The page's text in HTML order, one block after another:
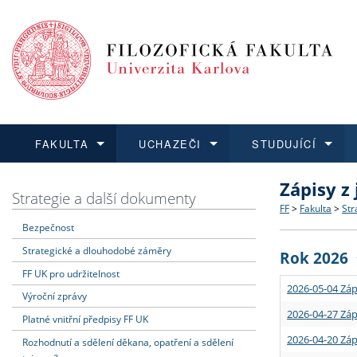
FAKULTA
Dozvědět se více
Struktura
Strategie
Podpora
UCHAZEČI
Podat přihlášku
Co
Učitelské
STUDUJÍCÍ
Dozvědět se více
Rigorózní
Dozvědět se více
O vědě a
Granty a
Dozvědět se více
Aktuální
Strategie a další dokumenty
Bezpečnost
Strategické a dlouhodobé záměry
FF UK pro udržitelnost
Výroční zprávy
Platné vnitřní předpisy FF UK
Rozhodnutí a sdělení děkana, opatření a sdělení
Zápisy
FF > Fakulta >
Rok 2026
2026-05-04
2026-04-27
2026-04-20